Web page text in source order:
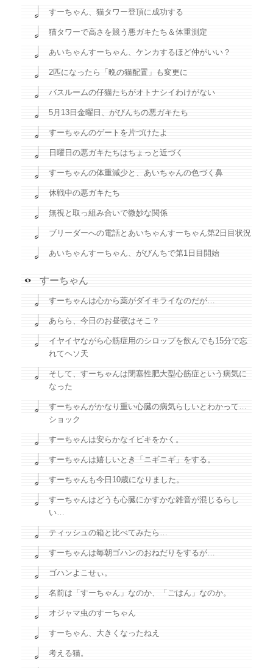
すーちゃん、猫タワー登頂に成功する
猫タワーで高さを競う悪ガキたち＆体重測定
あいちゃんすーちゃん、ケンカするほど仲がいい？
2匹になったら「晩の猫配置」も変更に
バスルームの仔猫たちがオトナシイわけがない
5月13日金曜日、がびんちの悪ガキたち
すーちゃんのゲートを片づけたよ
日曜日の悪ガキたちはちょっと近づく
すーちゃんの体重減少と、あいちゃんの色づく鼻
休戦中の悪ガキたち
無視と取っ組み合いで微妙な関係
ブリーダーへの電話とあいちゃんすーちゃん第2日目状況
あいちゃんすーちゃん、がびんちで第1日目開始
すーちゃん
すーちゃんは心から薬がダイキライなのだが…
あらら、今日のお昼寝はそこ？
イヤイヤながら心筋症用のシロップを飲んでも15分で忘
れてヘソ天
そして、すーちゃんは閉塞性肥大型心筋症という病気に
なった
すーちゃんがかなり重い心臓の病気らしいとわかって…
ショック
すーちゃんは安らかなイビキをかく。
すーちゃんは嬉しいとき「ニギニギ」をする。
すーちゃんも今日10歳になりました。
すーちゃんはどうも心臓にかすかな雑音が混じるらし
い…
ティッシュの箱と比べてみたら…
すーちゃんは毎朝ゴハンのおねだりをするが…
ゴハンよこせぃ。
名前は「すーちゃん」なのか、「ごはん」なのか。
オジャマ虫のすーちゃん
すーちゃん、大きくなったねえ
考える猫。